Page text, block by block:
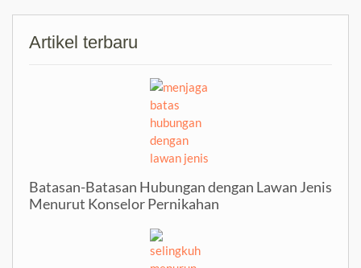
Artikel terbaru
Batasan-Batasan Hubungan dengan Lawan Jenis
Menurut Konselor Pernikahan